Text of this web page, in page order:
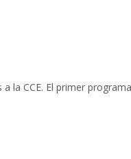
la CCE. El primer